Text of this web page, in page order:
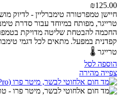
₪125.00
חיישן טמפרטורה טימברליין - לדיוק
החכמה להבטחת שליטה מדויקת
קפדנית במפעל. מתאים לכל דגמי
טרייגר 🌡️
הוספה לסל
צפייה מהירה